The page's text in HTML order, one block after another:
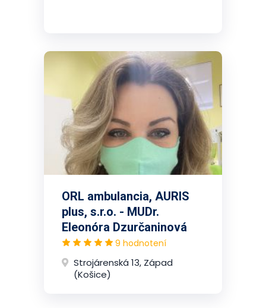
ORL ambulancia, AURIS
plus, s.r.o. - MUDr.
Eleonóra Dzurčaninová
9 hodnotení
Strojárenská 13, Západ
(Košice)